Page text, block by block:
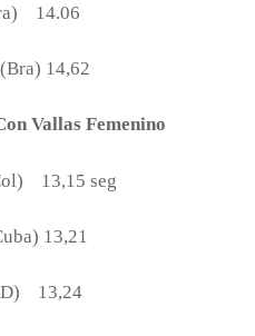
14.06
14,62
Vallas Femenino
13,15 seg
13,21
13,24